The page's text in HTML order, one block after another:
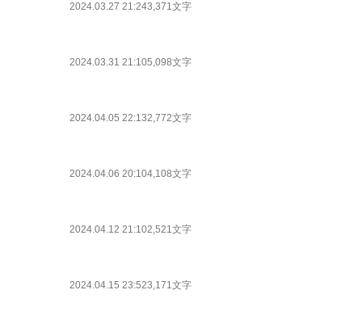
2024.03.27 21:243,371文字
2024.03.31 21:105,098文字
2024.04.05 22:132,772文字
2024.04.06 20:104,108文字
2024.04.12 21:102,521文字
2024.04.15 23:523,171文字